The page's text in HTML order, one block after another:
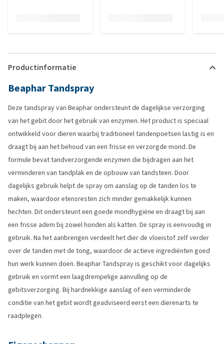
Productinformatie
Beaphar Tandspray
Deze tandspray van Beaphar ondersteunt de dagelijkse verzorging
van het gebit door het gebruik van enzymen. Het product is speciaal
ontwikkeld voor dieren waarbij traditioneel tandenpoetsen lastig is en
draagt bij aan het behoud van een frisse en verzorgde mond. De
formule bevat tandverzorgende enzymen die bijdragen aan het
verminderen van tandplak en de opbouw van tandsteen. Door
dagelijks gebruik helpt de spray om aanslag op de tanden los te
maken, waardoor etensresten zich minder gemakkelijk kunnen
hechten. Dit ondersteunt een goede mondhygiëne en draagt bij aan
een frisse adem bij zowel honden als katten. De spray is eenvoudig in
gebruik. Na het aanbrengen verdeelt het dier de vloeistof zelf verder
over de tanden met de tong, waardoor de actieve ingrediënten goed
hun werk kunnen doen. Beaphar Tandspray is geschikt voor dagelijks
gebruik en vormt een laagdrempelige aanvulling op de
gebitsverzorging. Bij hardnekkige aanslag of een verminderde
conditie van het gebit wordt geadviseerd eerst een dierenarts te
raadplegen.